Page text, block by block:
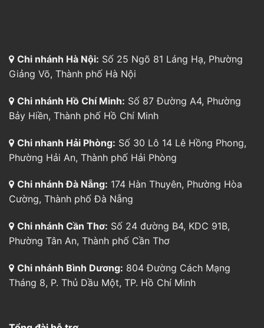
Chi nhánh Đà Nẵng:174 Hàn Thuyên, Phường Hòa
Chi nhánh Cần Thơ:Số 24 đường B4, KDC 91B,
Chi nhánh Bình Dương:804 Đường Cách Mạng
0904 593 223( Hà Nội )
0904 593 223 ( TpHCM )
0904 593 223( Hải Phòng)